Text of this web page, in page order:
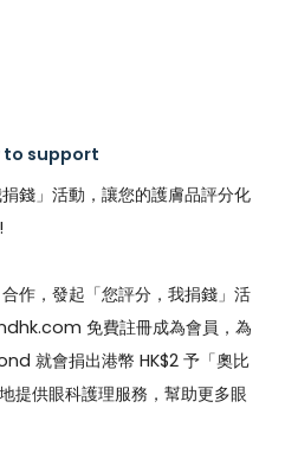
support
錢」活動，讓您的護膚品評分化
作，發起「您評分，我捐錢」活
免費註冊成為會員，為
就會捐出港幣 HK$2 予「奧比
提供眼科護理服務，幫助更多眼